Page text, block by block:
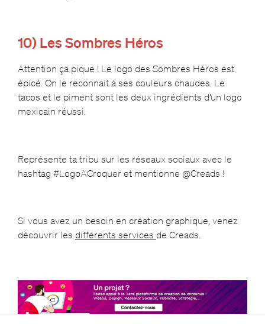
10) Les Sombres Héros
Attention ça pique ! Le logo des Sombres Héros est
épicé. On le reconnait à ses couleurs chaudes. Le
tacos et le piment sont les deux ingrédients d’un logo
mexicain réussi.
Représente ta tribu sur les réseaux sociaux avec le
hashtag #LogoACroquer et mentionne @Creads !
Si vous avez un besoin en création graphique, venez
découvrir les différents services de Creads.